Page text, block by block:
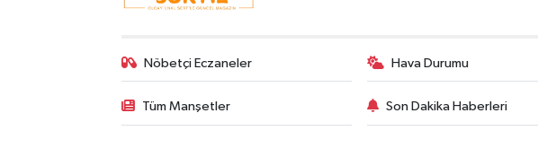
Nöbetçi Eczaneler Hava Durumu
Tüm Manşetler Son Dakika Haberleri